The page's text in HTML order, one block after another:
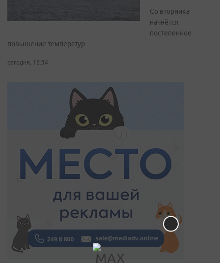
Со вторника
начнётся
постепенное
повышение температур
сегодня, 12:34